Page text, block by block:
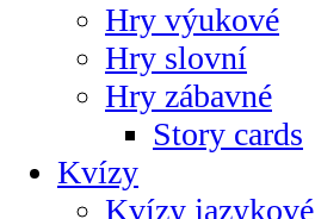
Hry výukové
Hry slovní
Hry zábavné
Story cards
Kvízy
Kvízy jazykové